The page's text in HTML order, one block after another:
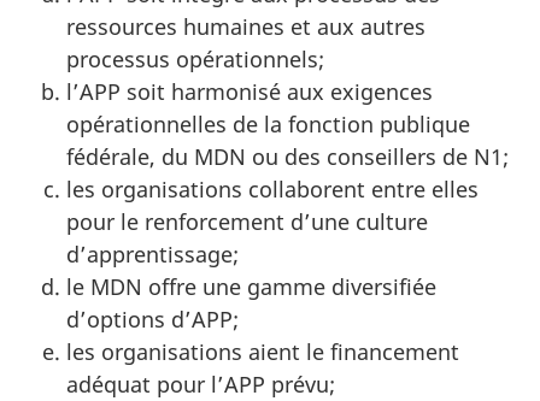
ressources humaines et aux autres
processus opérationnels;
l’APP soit harmonisé aux exigences
opérationnelles de la fonction publique
fédérale, du MDN ou des conseillers de N1;
les organisations collaborent entre elles
pour le renforcement d’une culture
d’apprentissage;
le MDN offre une gamme diversifiée
d’options d’APP;
les organisations aient le financement
adéquat pour l’APP prévu;